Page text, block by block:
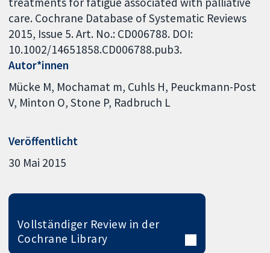
care. Cochrane Database of Systematic Reviews
2015, Issue 5. Art. No.: CD006788. DOI:
10.1002/14651858.CD006788.pub3.
Autor*innen
Mücke M Mochamat m Cuhls H Peuckmann-Post
V Minton O Stone P Radbruch L
Veröffentlicht
30 Mai 2015
Vollständiger Review in der
Cochrane Library